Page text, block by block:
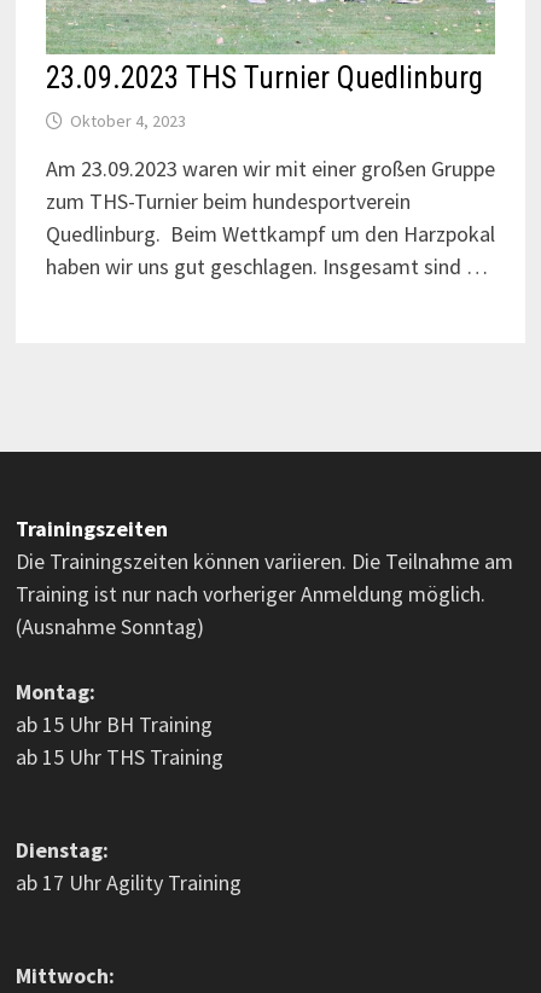
23.09.2023 THS Turnier Quedlinburg
Oktober 4, 2023
Am 23.09.2023 waren wir mit einer großen Gruppe
zum THS-Turnier beim hundesportverein
Quedlinburg. Beim Wettkampf um den Harzpokal
haben wir uns gut geschlagen. Insgesamt sind …
Trainingszeiten
Die Trainingszeiten können variieren. Die Teilnahme am
Training ist nur nach vorheriger Anmeldung möglich.
(Ausnahme Sonntag)
Montag:
ab 15 Uhr BH Training
ab 15 Uhr THS Training
Dienstag:
ab 17 Uhr Agility Training
Mittwoch: